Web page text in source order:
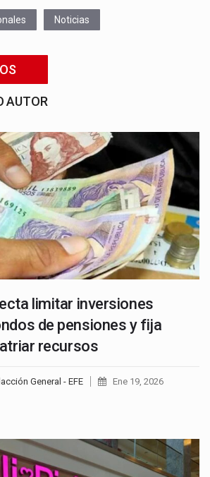
Noticias
AUTOR
limitar inversiones
de pensiones y fija
recursos
General - EFE Ene 19, 2026